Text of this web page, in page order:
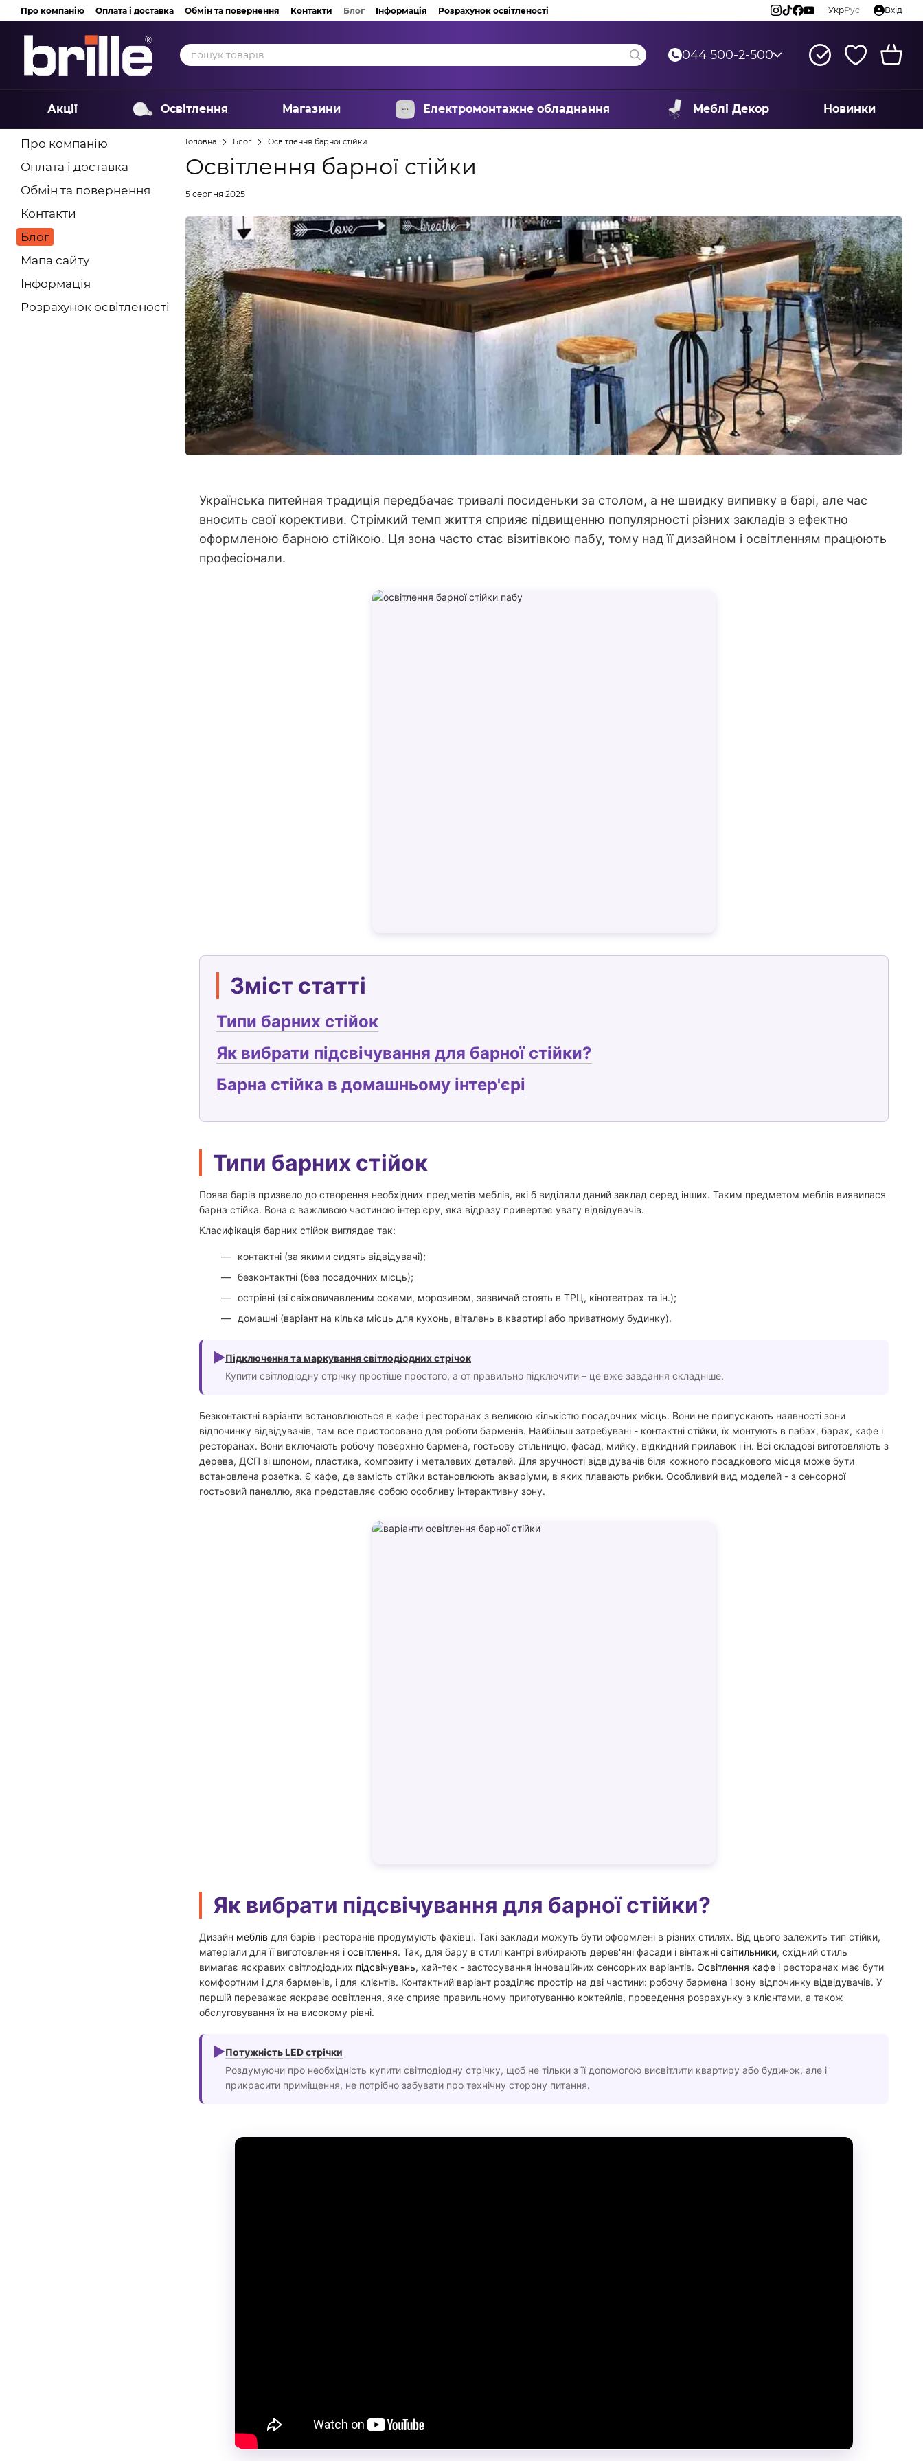
Перейти до основного контенту
Про компанію Оплата і доставка Обмін та повернення Контакти Блог Інформація Розрахунок освітленості УкрРус Вхід
044 500-2-500
Акції Освітлення Магазини Електромонтажне обладнання Меблі Декор Новинки
Головна Блог Освітлення барної стійки
Освітлення барної стійки
5 серпня 2025
Українська питейная традиція передбачає тривалі посиденьки за столом, а не швидку випивку в барі, але час
вносить свої корективи. Стрімкий темп життя сприяє підвищенню популярності різних закладів з ефектно
оформленою барною стійкою. Ця зона часто стає візитівкою пабу, тому над її дизайном і освітленням працюють
професіонали.
Зміст статті
Типи барних стійок
Як вибрати підсвічування для барної стійки?
Барна стійка в домашньому інтер'єрі
Типи барних стійок
Поява барів призвело до створення необхідних предметів меблів, які б виділяли даний заклад серед інших. Таким предметом меблів виявилася
барна стійка. Вона є важливою частиною інтер'єру, яка відразу привертає увагу відвідувачів.
Класифікація барних стійок виглядає так:
контактні (за якими сидять відвідувачі);
безконтактні (без посадочних місць);
острівні (зі свіжовичавленим соками, морозивом, зазвичай стоять в ТРЦ, кінотеатрах та ін.);
домашні (варіант на кілька місць для кухонь, віталень в квартирі або приватному будинку).
►Підключення та маркування світлодіодних стрічок
Купити світлодіодну стрічку простіше простого, а от правильно підключити – це вже завдання складніше.
Безконтактні варіанти встановлюються в кафе і ресторанах з великою кількістю посадочних місць. Вони не припускають наявності зони
відпочинку відвідувачів, там все пристосовано для роботи барменів. Найбільш затребувані - контактні стійки, їх монтують в пабах, барах, кафе і
ресторанах. Вони включають робочу поверхню бармена, гостьову стільницю, фасад, мийку, відкидний прилавок і ін. Всі складові виготовляють з
дерева, ДСП зі шпоном, пластика, композиту і металевих деталей. Для зручності відвідувачів біля кожного посадкового місця може бути
встановлена розетка. Є кафе, де замість стійки встановлюють акваріуми, в яких плавають рибки. Особливий вид моделей - з сенсорної
гостьовий панеллю, яка представляє собою особливу інтерактивну зону.
Як вибрати підсвічування для барної стійки?
Дизайн меблів для барів і ресторанів продумують фахівці. Такі заклади можуть бути оформлені в різних стилях. Від цього залежить тип стійки,
матеріали для її виготовлення і освітлення. Так, для бару в стилі кантрі вибирають дерев'яні фасади і вінтажні світильники, східний стиль
вимагає яскравих світлодіодних підсвічувань, хай-тек - застосування інноваційних сенсорних варіантів. Освітлення кафе і ресторанах має бути
комфортним і для барменів, і для клієнтів. Контактний варіант розділяє простір на дві частини: робочу бармена і зону відпочинку відвідувачів. У
першій переважає яскраве освітлення, яке сприяє правильному приготуванню коктейлів, проведення розрахунку з клієнтами, а також
обслуговування їх на високому рівні.
►Потужність LED стрічки
Роздумуючи про необхідність купити світлодіодну стрічку, щоб не тільки з її допомогою висвітлити квартиру або будинок, але і
прикрасити приміщення, не потрібно забувати про технічну сторону питання.
Про компанію
Оплата і доставка
Обмін та повернення
Контакти
Блог
Мапа сайту
Інформація
Розрахунок освітленості